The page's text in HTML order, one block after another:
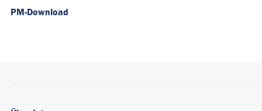
PM-Download